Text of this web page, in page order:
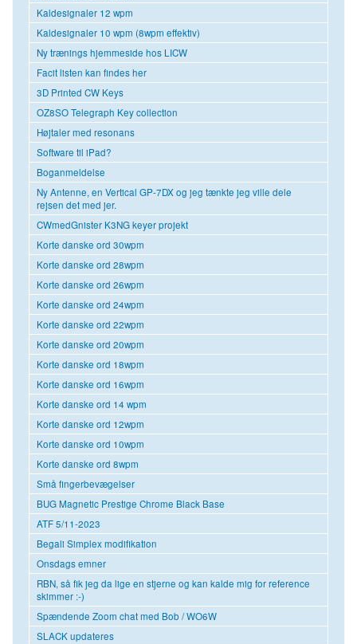
Kaldesignaler 12 wpm
Kaldesignaler 10 wpm (8wpm effektiv)
Ny trænings hjemmeside hos LICW
Facit listen kan findes her
3D Printed CW Keys
OZ8SO Telegraph Key collection
Højtaler med resonans
Software til iPad?
Boganmeldelse
Ny Antenne, en Vertical GP-7DX og jeg tænkte jeg ville dele
rejsen det med jer.
CWmedGnister K3NG keyer projekt
Korte danske ord 30wpm
Korte danske ord 28wpm
Korte danske ord 26wpm
Korte danske ord 24wpm
Korte danske ord 22wpm
Korte danske ord 20wpm
Korte danske ord 18wpm
Korte danske ord 16wpm
Korte danske ord 14 wpm
Korte danske ord 12wpm
Korte danske ord 10wpm
Korte danske ord 8wpm
Små fingerbevægelser
BUG Magnetic Prestige Chrome Black Base
ATF 5/11-2023
Begali Simplex modifikation
Onsdags emner
RBN, så fik jeg da lige en stjerne og kan kalde mig for reference
skimmer :-)
Spændende Zoom chat med Bob / WO6W
SLACK updateres